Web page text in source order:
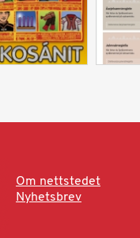
Om nettstedet
Nyhetsbrev